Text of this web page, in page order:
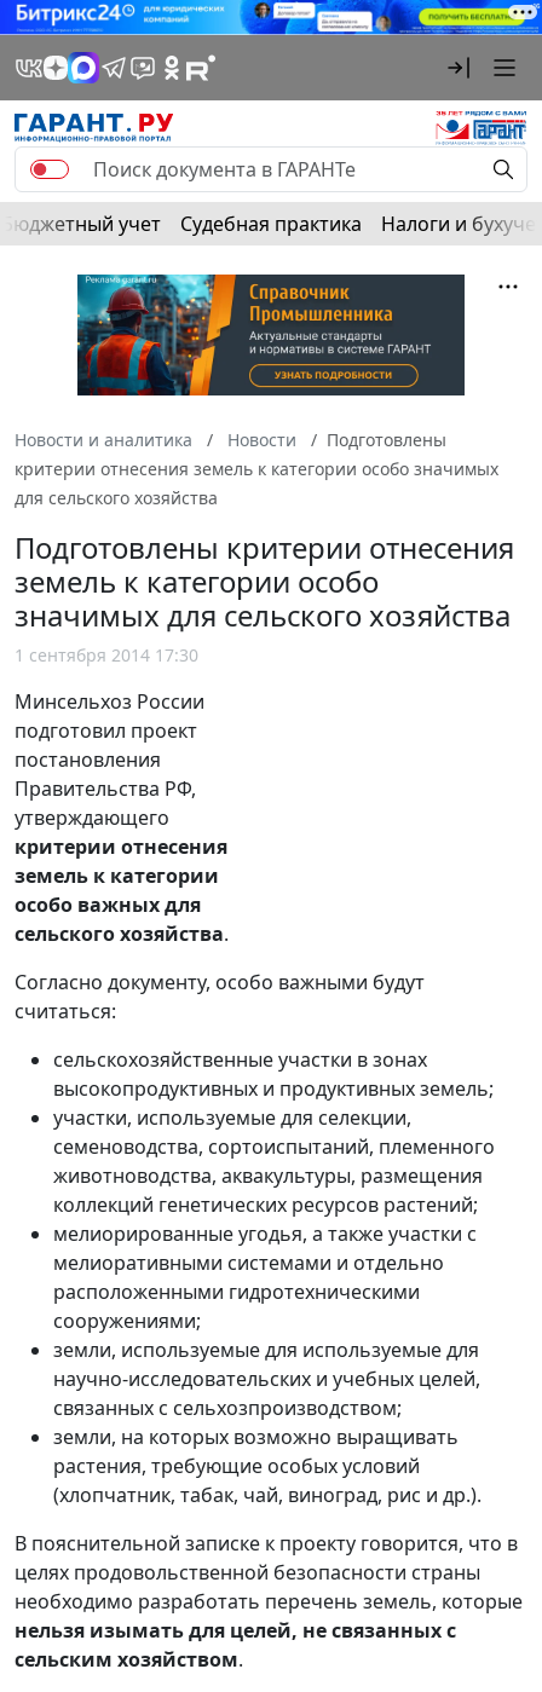
Бюджетный учет Судебная практика Налоги и
Новости и аналитика Новости
Подготовлены
критерии отнесения земель к категории особо значимых
для сельского хозяйства
Подготовлены критерии отнесения
земель к категории особо
значимых для сельского хозяйства
1 сентября 2014 17:30
Минсельхоз России
подготовил проект
постановления
Правительства РФ,
утверждающего
критерии отнесения
земель к категории
особо важных для
сельского хозяйства.
Согласно документу, особо важными будут
считаться:
сельскохозяйственные участки в зонах
высокопродуктивных и продуктивных земель;
участки, используемые для селекции,
семеноводства, сортоиспытаний, племенного
животноводства, аквакультуры, размещения
коллекций генетических ресурсов растений;
мелиорированные угодья, а также участки с
мелиоративными системами и отдельно
расположенными гидротехническими
сооружениями;
земли, используемые для используемые для
научно-исследовательских и учебных целей,
связанных с сельхозпроизводством;
земли, на которых возможно выращивать
растения, требующие особых условий
(хлопчатник, табак, чай, виноград, рис и др.).
В пояснительной записке к проекту говорится, что в
целях продовольственной безопасности страны
необходимо разработать перечень земель, которые
нельзя изымать для целей, не связанных с
сельским хозяйством.